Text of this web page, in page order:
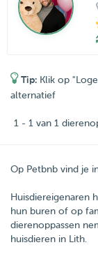
Tip: Klik op
alternatief
1 - 1 van 1
Op Petbnb vind je
Huisdiereigenaren
hun buren of op
dierenoppassen
huisdieren in
Lith